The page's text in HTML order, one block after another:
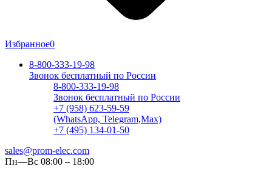
Избранное0
8-800-333-19-98
Звонок бесплатный по России
8-800-333-19-98
Звонок бесплатный по России
+7 (958) 623-59-59
(WhatsApp, Telegram,Max)
+7 (495) 134-01-50
sales@prom-elec.com
Пн—Вс 08:00 – 18:00